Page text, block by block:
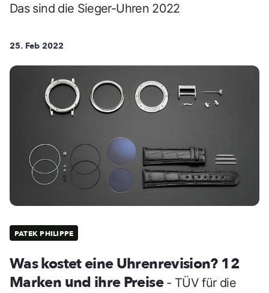
Das sind die Sieger-Uhren 2022
25. Feb 2022
PATEK PHILIPPE
Was kostet eine Uhrenrevision? 12
Marken und ihre Preise - TÜV für die